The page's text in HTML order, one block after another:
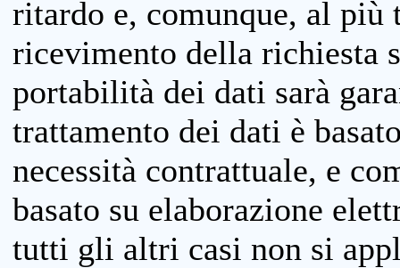
ritardo e, comunque, al più
ricevimento della richiesta
portabilità dei dati sarà
trattamento dei dati è
necessità contrattuale, e
basato su elaborazione
tutti gli altri casi non si